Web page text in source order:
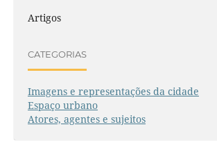
Artigos
CATEGORIAS
Imagens e representações da cidade
Espaço urbano
Atores, agentes e sujeitos